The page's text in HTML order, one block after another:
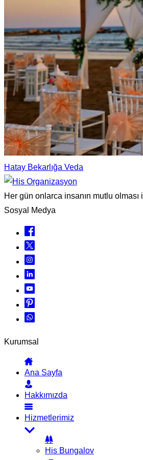
Hatay Bekarlığa Veda
Her gün onlarca insanın mutlu
Sosyal Medya
Kurumsal
Ana Sayfa
Hakkımızda
Hizmetlerimiz
His Bungalov